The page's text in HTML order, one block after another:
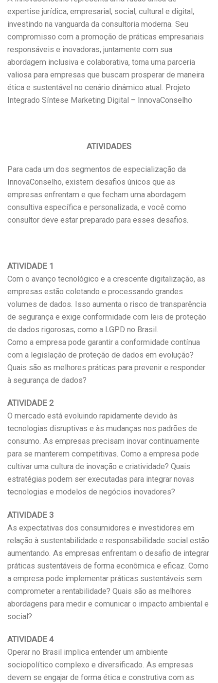
expertise jurídica, empresarial, social, cultural e digital,
investindo na vanguarda da consultoria moderna. Seu
compromisso com a promoção de práticas empresariais
responsáveis e inovadoras, juntamente com sua
abordagem inclusiva e colaborativa, torna uma parceria
valiosa para empresas que buscam prosperar de maneira
ética e sustentável no cenário dinâmico atual. Projeto
Integrado Síntese Marketing Digital – InnovaConselho
ATIVIDADES
Para cada um dos segmentos de especialização da
InnovaConselho, existem desafios únicos que as
empresas enfrentam e que fecham uma abordagem
consultiva específica e personalizada, e você como
consultor deve estar preparado para esses desafios.
ATIVIDADE 1
Com o avanço tecnológico e a crescente digitalização, as
empresas estão coletando e processando grandes
volumes de dados. Isso aumenta o risco de transparência
de segurança e exige conformidade com leis de proteção
de dados rigorosas, como a LGPD no Brasil.
Como a empresa pode garantir a conformidade contínua
com a legislação de proteção de dados em evolução?
Quais são as melhores práticas para prevenir e responder
à segurança de dados?
ATIVIDADE 2
O mercado está evoluindo rapidamente devido às
tecnologias disruptivas e às mudanças nos padrões de
consumo. As empresas precisam inovar continuamente
para se manterem competitivas. Como a empresa pode
cultivar uma cultura de inovação e criatividade? Quais
estratégias podem ser executadas para integrar novas
tecnologias e modelos de negócios inovadores?
ATIVIDADE 3
As expectativas dos consumidores e investidores em
relação à sustentabilidade e responsabilidade social estão
aumentando. As empresas enfrentam o desafio de integrar
práticas sustentáveis de forma econômica e eficaz. Como
a empresa pode implementar práticas sustentáveis sem
comprometer a rentabilidade? Quais são as melhores
abordagens para medir e comunicar o impacto ambiental e
social?
ATIVIDADE 4
Operar no Brasil implica entender um ambiente
sociopolítico complexo e diversificado. As empresas
devem se engajar de forma ética e construtiva com as